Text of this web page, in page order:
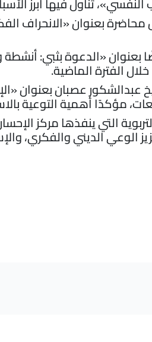
بعنوان «الانحراف
بعنوان «الدعوة بثبي:
الفترة الماضية.
عصبان بعنوان
مؤكدًا أهمية التوعية
التي ينفذها مركز
الوعي الديني والفكري،